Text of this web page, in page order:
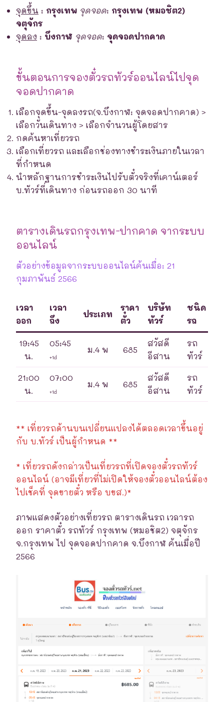
จุดขึ้น : กรุงเทพ จุดจอด: กรุงเทพ (หมอชิต2)
จตุจักร
จุดลง : บึงกาฬ จุดจอด: จุดจอดปากคาด
ขั้นตอนการจองตั๋วรถทัวร์ออนไลน์ไปจุด
จอดปากคาด
เลือกจุดขึ้น-จุดลงรถ(จ.บึงกาฬ: จุดจอดปากคาด) >
เลือกวันเดินทาง > เลือกจำนวนผู้โดยสาร
กดค้นหาเที่ยวรถ
เลือกเที่ยวรถ และเลือกช่องทางชำระเงินภายในเวลา
ที่กำหนด
นำหลักฐานการชำระเงินไปรับตั๋วจริงที่เคาน์เตอร์
บ.ทัวร์ที่เดินทาง ก่อนรถออก 30 นาที
ตารางเดินรถกรุงเทพ-ปากคาด จากระบบ
ออนไลน์
ตัวอย่างข้อมูลจากระบบออนไลน์ค้นเมื่อ: 21
กุมภาพันธ์ 2566
เวลา
ออก
เวลา
ถึง
ประเภท
ราคา
ตั๋ว
บริษัท
ทัวร์
ชนิด
รถ
19:45
น.
05:45
+1d
ม.4 พ 685
สวัสดี
อีสาน
รถ
ทัวร์
21:00
น.
07:00
+1d
ม.4 พ 685
สวัสดี
อีสาน
รถ
ทัวร์
** เที่ยวรถด้านบนเปลี่ยนแปลงได้ตลอดเวลาขึ้นอยู่
กับ บ.ทัวร์ เป็นผู้กำหนด **
* เที่ยวรถดังกล่าวเป็นเที่ยวรถที่เปิดจองตั๋วรถทัวร์
ออนไลน์ (อาจมีเที่ยวที่ไม่เปิดให้จองตั๋วออนไลน์ต้อง
ไปเช็คที่ จุดขายตั๋ว หรือ บขส.)*
ภาพแสดงตัวอย่างเที่ยวรถ ตารางเดินรถ เวลารถ
ออก ราคาตั๋ว รถทัวร์ กรุงเทพ (หมอชิต2) จตุจักร
จ.กรุงเทพ ไป จุดจอดปากคาด จ.บึงกาฬ ค้นเมื่อปี
2566